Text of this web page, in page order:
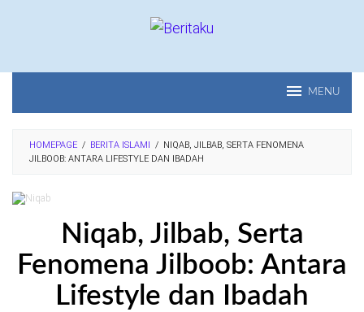
MENU
HOMEPAGE / BERITA ISLAMI / NIQAB, JILBAB, SERTA FENOMENA
JILBOOB: ANTARA LIFESTYLE DAN IBADAH
Niqab, Jilbab, Serta
Fenomena Jilboob: Antara
Lifestyle dan Ibadah